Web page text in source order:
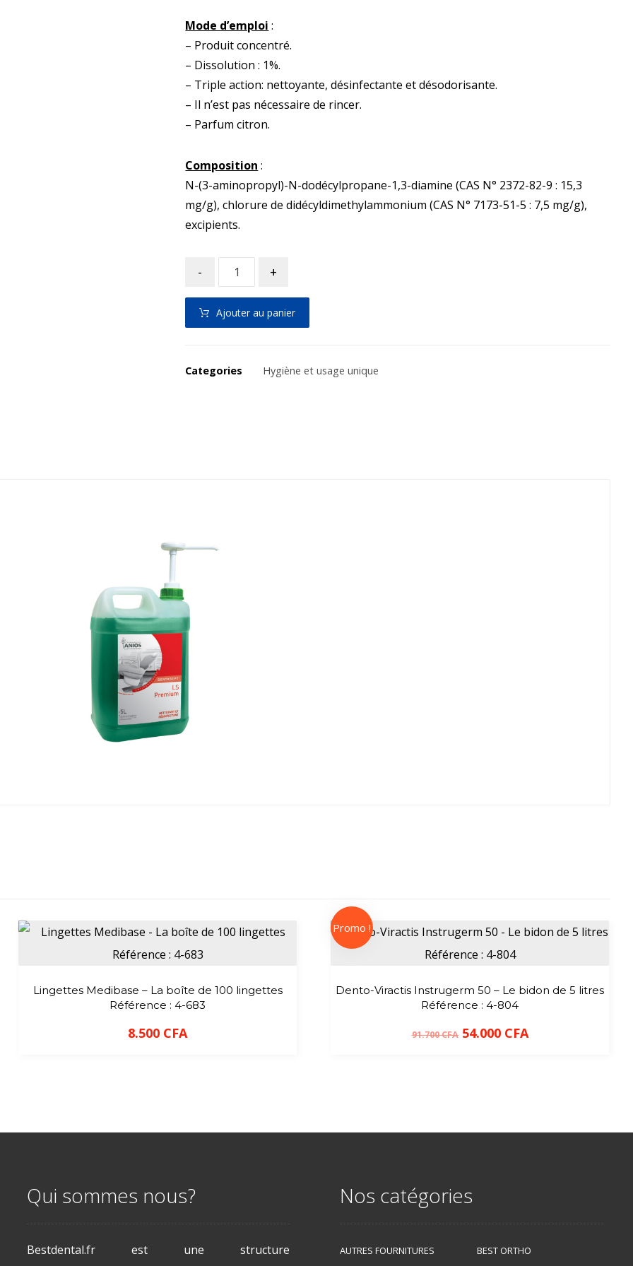
Mode d’emploi :
– Produit concentré.
– Dissolution : 1%.
– Triple action: nettoyante, désinfectante et désodorisante.
– Il n’est pas nécessaire de rincer.
– Parfum citron.
Composition :
N-(3-aminopropyl)-N-dodécylpropane-1,3-diamine (CAS N° 2372-82-9 : 15,3
mg/g), chlorure de didécyldimethylammonium (CAS N° 7173-51-5 : 7,5 mg/g),
excipients.
- +
Ajouter au panier
Categories Hygiène et usage unique
Lingettes Medibase – La boîte de 100 lingettes
Référence : 4-683
8.500 CFA
Dento-Viractis Instrugerm 50 – Le bidon de 5 litres
Référence : 4-804
91.700CFA 54.000 CFA
Promo !
Qui sommes nous?
Bestdental.fr est une structure
Nos catégories
AUTRES FOURNITURESBEST ORTHO